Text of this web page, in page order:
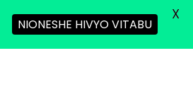
NIONESHE HIVYO VITABU
X